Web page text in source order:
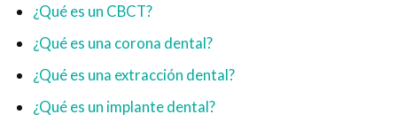
¿Qué es un CBCT?
¿Qué es una corona dental?
¿Qué es una extracción dental?
¿Qué es un implante dental?